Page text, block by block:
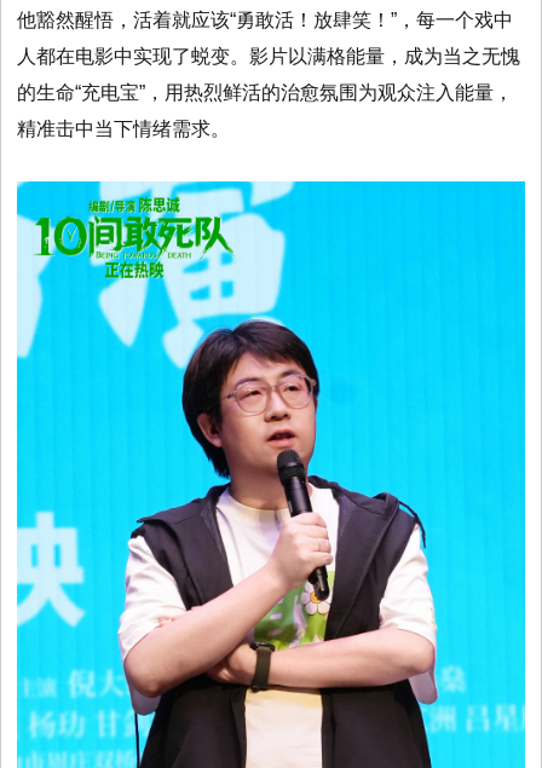
他豁然醒悟，活着就应该“勇敢活！放肆笑！”，每一个戏中
人都在电影中实现了蜕变。影片以满格能量，成为当之无愧
的生命“充电宝”，用热烈鲜活的治愈氛围为观众注入能量，
精准击中当下情绪需求。